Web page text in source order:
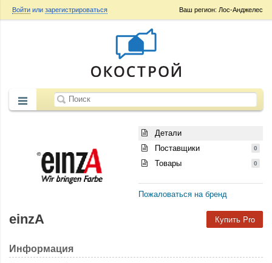
Ваш регион: Лос-Анджелес
Войти или зарегистрироваться
Детали
Поставщики
0
Товары 0
Пожаловаться на бренд
Купить Pro
einzA
Информация